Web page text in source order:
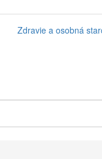
Zdravie a osobná